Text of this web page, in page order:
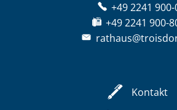
+49 2241 900-
+49 2241 900-
Kontakt